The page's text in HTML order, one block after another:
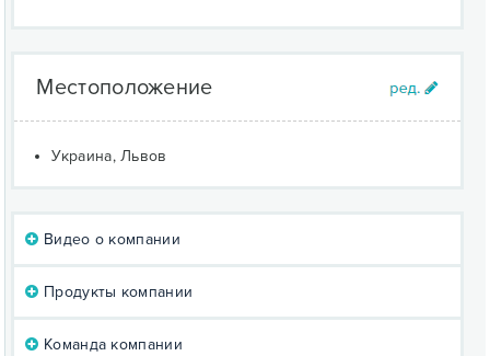
Местоположение
Украина, Львов
Видео о компании
Продукты компании
Команда компании